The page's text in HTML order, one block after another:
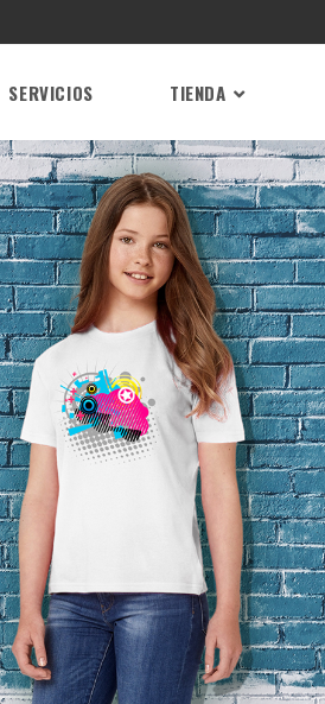
SERVICIOS TIENDA